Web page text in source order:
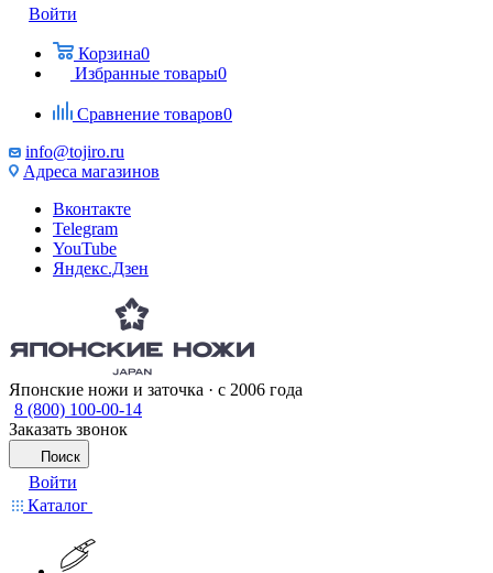
Войти
Корзина0
Избранные товары0
Сравнение товаров0
info@tojiro.ru
Адреса магазинов
Вконтакте
Telegram
YouTube
Яндекс.Дзен
Японские ножи и заточка · с 2006 года
8 (800) 100-00-14
Заказать звонок
Поиск
Войти
Каталог